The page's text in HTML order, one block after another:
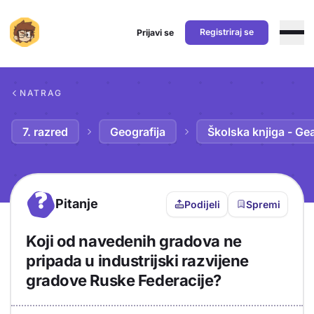
Prijavi se Registriraj se
NATRAG
7. razred Geografija Školska knjiga -
? Pitanje Podijeli Spremi
Koji od navedenih gradova ne
pripada u industrijski razvijene
gradove Ruske Federacije?